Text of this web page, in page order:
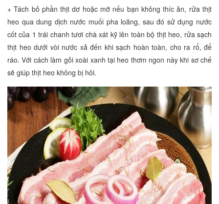
+ Tách bỏ phần thịt dơ hoặc mỡ nếu bạn không thíc ăn, rửa thịt
heo qua dung dịch nước muối pha loãng, sau đó sử dụng nước
cốt của 1 trái chanh tươi chà xát kỹ lên toàn bộ thịt heo, rửa sạch
thịt heo dưới vòi nước xả đến khi sạch hoàn toàn, cho ra rổ, để
ráo. Với cách làm gỏi xoài xanh tại heo thơm ngon này khi sơ chế
sẽ giúp thịt heo không bị hôi.